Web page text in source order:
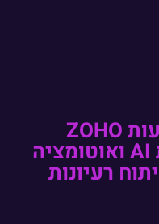
"האצת חדשנות באמצעות ZOHO
CRM: איך אינטגרציות AI ואוטומציה
רעיונות